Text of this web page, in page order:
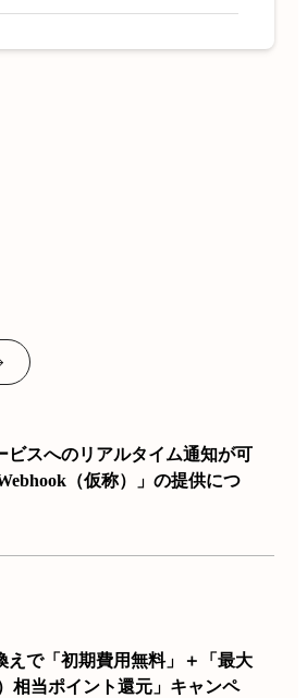
ビスへのリアルタイム通知が可
（仮称）」の提供につ
えで「初期費用無料」＋「最大
相当ポイント還元」キャンペ